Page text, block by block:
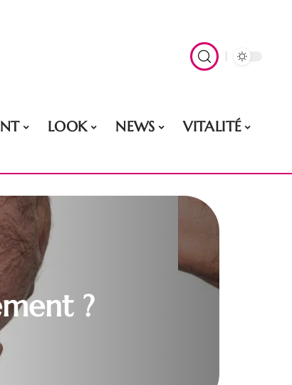
LOOK NEWS
VITALITÉ
?